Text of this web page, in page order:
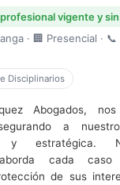
vigente y
· 🏢 Presencial · 📞
Disciplinarios
Abogados,
a
y estratégica.
aborda cada
de sus